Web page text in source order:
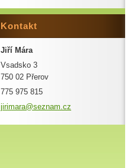
Kontakt
Jiří Mára
Vsadsko 3
750 02 Přerov
775 975 815
jirimara@seznam.cz